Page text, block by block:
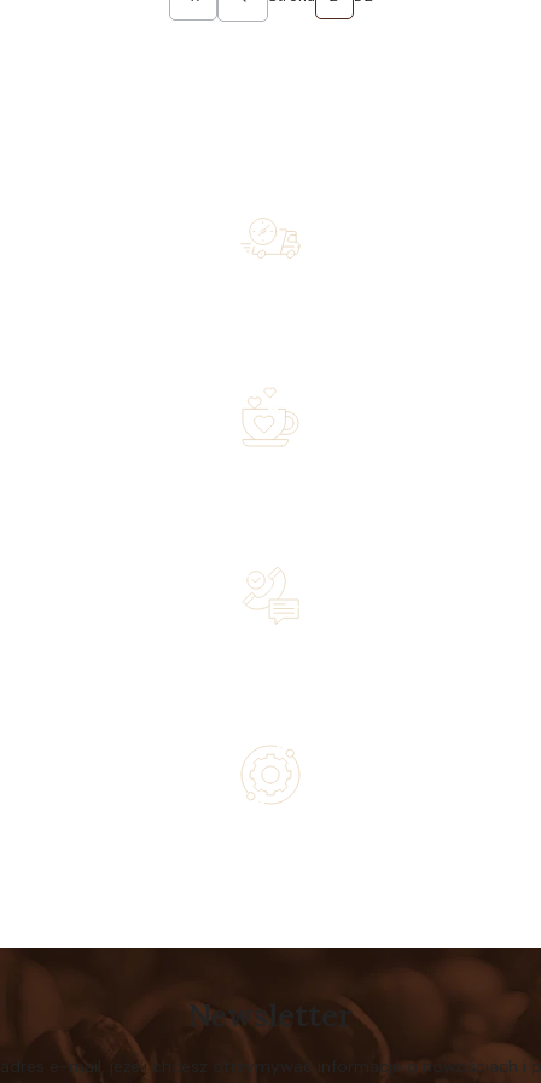
Wróć do pierwszej strony z produktami
Newsletter
e-mail, jeżeli chcesz otrzymywać informacje o nowościach i